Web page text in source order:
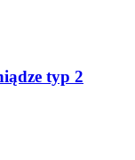
typ 2